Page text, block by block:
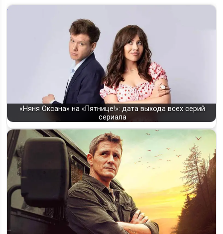
«Няня Оксана» на «Пятнице!»: дата выхода всех серий
сериала